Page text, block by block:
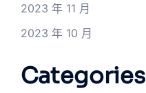
2023 年 11 月
2023 年 10 月
Categories